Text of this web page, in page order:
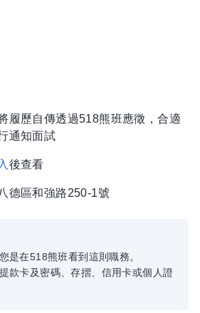
履歷自傳透過518熊班應徵，合適
通知面試
後查看
德區和強路250-1號
是在518熊班看到這則職務。
款卡及密碼、存摺、信用卡或個人證